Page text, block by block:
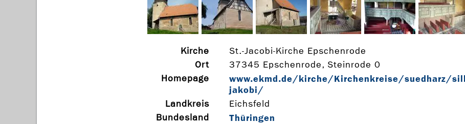
Kirche
St.-Jacobi-Kirche Epschenrode
Ort
37345 Epschenrode, Steinrode 0
Homepage
www.ekmd.de/kirche/Kirchenkreise/suedharz/
jakobi/
Landkreis
Eichsfeld
Bundesland
Thüringen